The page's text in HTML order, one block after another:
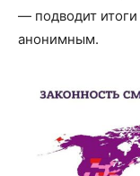
— подводит
анонимным.